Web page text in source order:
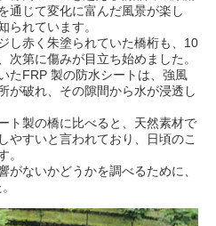
通じて変化に富んだ風景が楽し
られています。
し赤く朱塗られていた橋桁も、10
次第に傷みが目立ち始めました。
たFRP 製の防水シートは、強風
が破れ、その隙間から水が浸透し
ト製の橋に比べると、天然素材で
やすいと言われており、日頃のこ
。
ないかどうかを調べるために、